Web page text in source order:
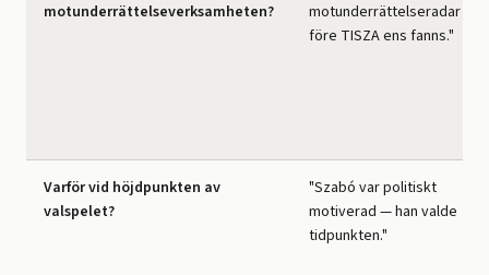
motunderrättelseverksamheten?
motunderrättelseradar
före TISZA ens fanns."
Varför vid höjdpunkten av
valspelet?
"Szabó var politiskt
motiverad — han valde
tidpunkten."